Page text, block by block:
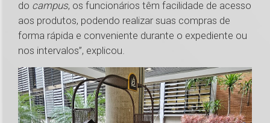
do campus, os funcionários têm facilidade de acesso
aos produtos, podendo realizar suas compras de
forma rápida e conveniente durante o expediente ou
nos intervalos”, explicou.